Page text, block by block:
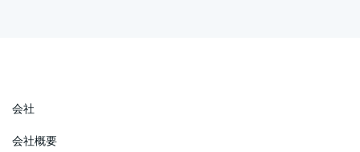
会社
会社概要